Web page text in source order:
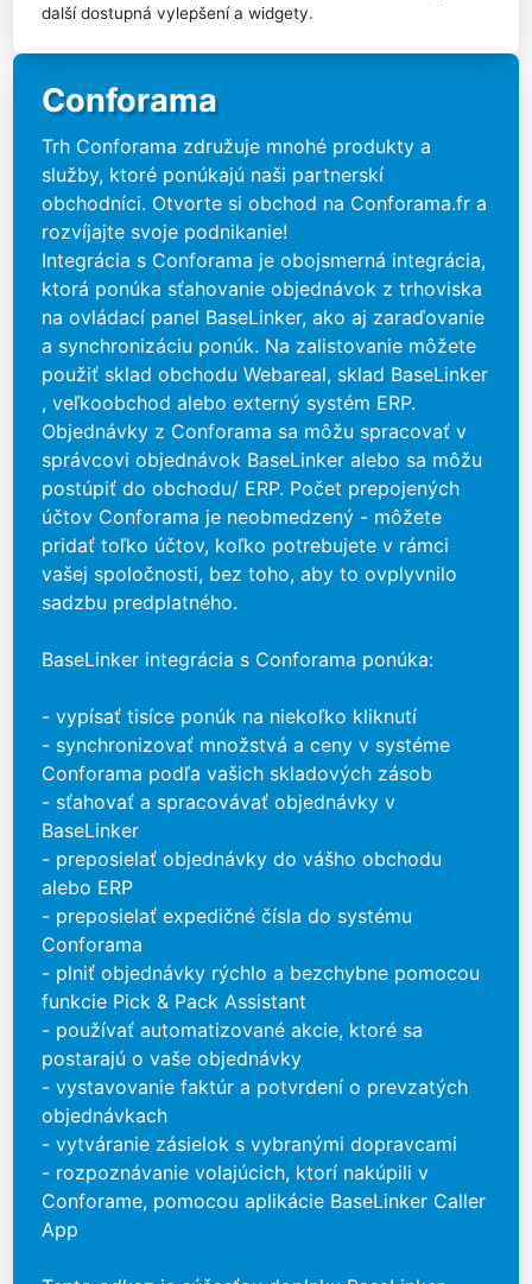
Conforama
Trh Conforama združuje mnohé produkty a
služby, ktoré ponúkajú naši partnerskí
obchodníci. Otvorte si obchod na Conforama.fr a
rozvíjajte svoje podnikanie!
Integrácia s Conforama je obojsmerná integrácia,
ktorá ponúka sťahovanie objednávok z trhoviska
na ovládací panel BaseLinker, ako aj zaraďovanie
a synchronizáciu ponúk. Na zalistovanie môžete
použiť sklad obchodu Webareal, sklad BaseLinker
, veľkoobchod alebo externý systém ERP.
Objednávky z Conforama sa môžu spracovať v
správcovi objednávok BaseLinker alebo sa môžu
postúpiť do obchodu/ ERP. Počet prepojených
účtov Conforama je neobmedzený - môžete
pridať toľko účtov, koľko potrebujete v rámci
vašej spoločnosti, bez toho, aby to ovplyvnilo
sadzbu predplatného.
BaseLinker integrácia s Conforama ponúka:
- vypísať tisíce ponúk na niekoľko kliknutí
- synchronizovať množstvá a ceny v systéme
Conforama podľa vašich skladových zásob
- sťahovať a spracovávať objednávky v
BaseLinker
- preposielať objednávky do vášho obchodu
alebo ERP
- preposielať expedičné čísla do systému
Conforama
- plniť objednávky rýchlo a bezchybne pomocou
funkcie Pick & Pack Assistant
- používať automatizované akcie, ktoré sa
postarajú o vaše objednávky
- vystavovanie faktúr a potvrdení o prevzatých
objednávkach
- vytváranie zásielok s vybranými dopravcami
- rozpoznávanie volajúcich, ktorí nakúpili v
Conforame, pomocou aplikácie BaseLinker Caller
App
další dostupná vylepšení a widgety.